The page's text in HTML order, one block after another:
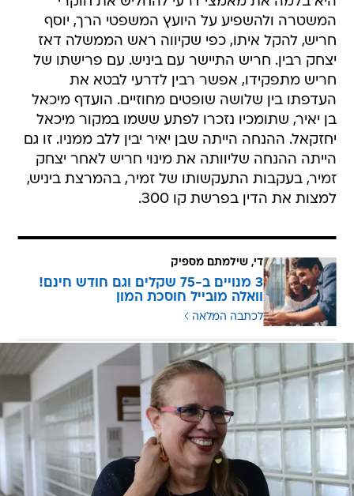
המשטרה ולהשפיע על היועץ המשפטי הרך, יוסף
חריש, להקל איתו, כפי שקיווה ראש הממשלה דאז
יצחק רבין. חריש התיישר עם ביניש. עם פרישתו של
חריש מתפקידו, אפשר רבין לדרעי לבטא את
העדפתו בין שלושה שופטים מחוזיים. הועדף מיכאל
בן יאיר, שתומכיו נזכרו לפתע ששמו במקור מיכאל
יחזקאל. ההנחה הייתה שבן יאיר יבין ללב ממניו. זו גם
הייתה ההנחה שליוותה את מינוי חריש לאחר יצחק
זמיר, בעקבות התעקשותו של זמיר, בהמרצת ביניש,
למצות את הדין בפרשת קו 300.
די, שילמתם מספיק
3 מנויים ב-75 שקלים וגם חודש חינם!
וואלה מובייל חוסכת המון
לכתבה המלאה